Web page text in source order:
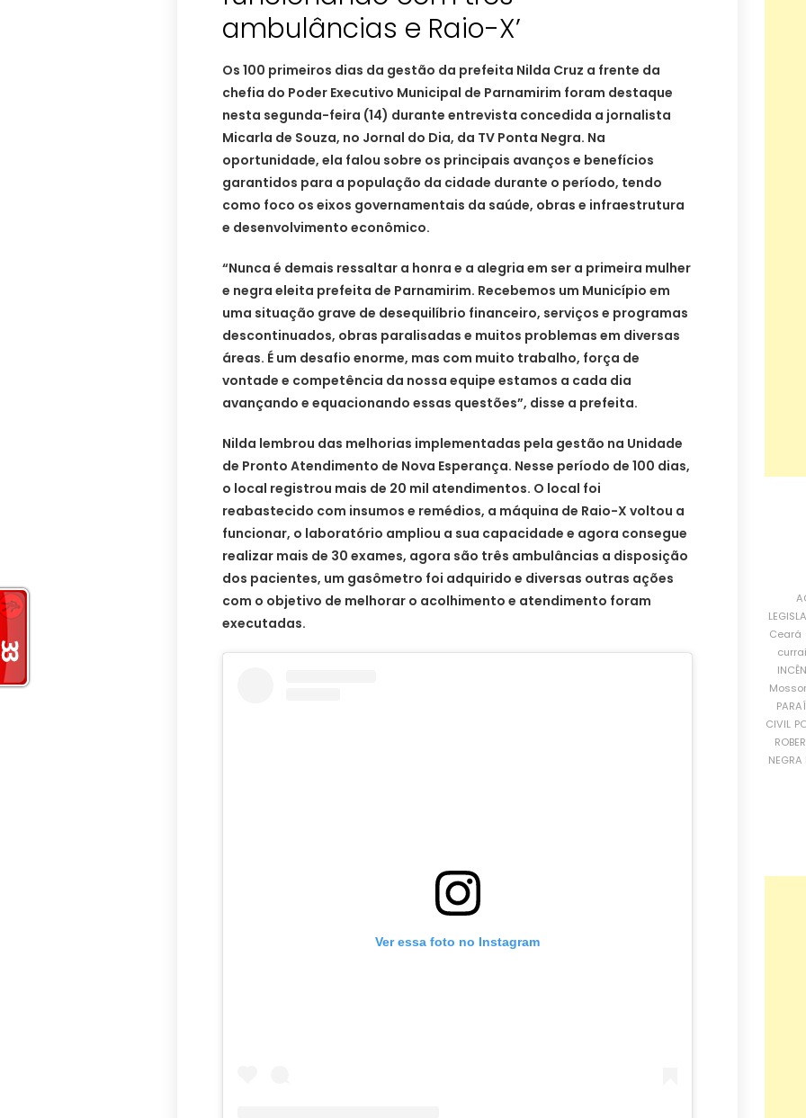
ambulâncias e Raio-X’
Os 100 primeiros dias da gestão da prefeita Nilda Cruz a frente da
chefia do Poder Executivo Municipal de Parnamirim foram destaque
nesta segunda-feira (14) durante entrevista concedida a jornalista
Micarla de Souza, no Jornal do Dia, da TV Ponta Negra. Na
oportunidade, ela falou sobre os principais avanços e benefícios
garantidos para a população da cidade durante o período, tendo
como foco os eixos governamentais da saúde, obras e infraestrutura
e desenvolvimento econômico.
“Nunca é demais ressaltar a honra e a alegria em ser a primeira mulher
e negra eleita prefeita de Parnamirim. Recebemos um Município em
uma situação grave de desequilíbrio financeiro, serviços e programas
descontinuados, obras paralisadas e muitos problemas em diversas
áreas. É um desafio enorme, mas com muito trabalho, força de
vontade e competência da nossa equipe estamos a cada dia
avançando e equacionando essas questões”, disse a prefeita.
Nilda lembrou das melhorias implementadas pela gestão na Unidade
de Pronto Atendimento de Nova Esperança. Nesse período de 100 dias,
o local registrou mais de 20 mil atendimentos. O local foi
reabastecido com insumos e remédios, a máquina de Raio-X voltou a
funcionar, o laboratório ampliou a sua capacidade e agora consegue
realizar mais de 30 exames, agora são três ambulâncias a disposição
dos pacientes, um gasômetro foi adquirido e diversas outras ações
com o objetivo de melhorar o acolhimento e atendimento foram
executadas.
Ver essa foto no Instagram
Ceará
CIVIL
NEGRA